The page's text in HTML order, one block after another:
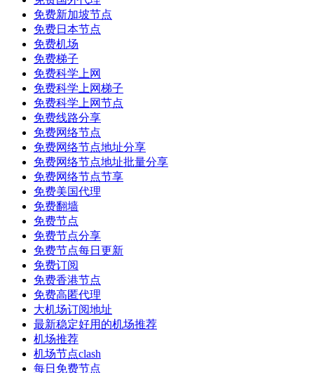
免费新加坡节点
免费日本节点
免费机场
免费梯子
免费科学上网
免费科学上网梯子
免费科学上网节点
免费线路分享
免费网络节点
免费网络节点地址分享
免费网络节点地址批量分享
免费网络节点节享
免费美国代理
免费翻墙
免费节点
免费节点分享
免费节点每日更新
免费订阅
免费香港节点
免费高匿代理
大机场订阅地址
最新稳定好用的机场推荐
机场推荐
机场节点clash
每日免费节点